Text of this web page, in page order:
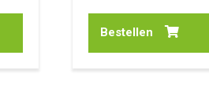
Bestellen